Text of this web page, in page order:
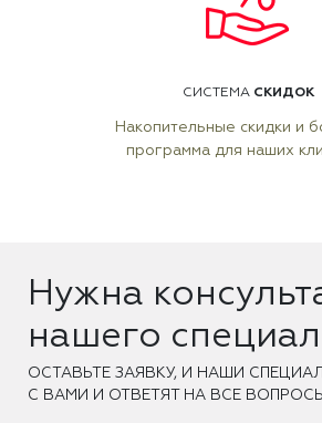
СИСТЕМА СКИДОК
Накопительные скидки и
программа для наших
Нужна
нашего
ОCТАВЬТЕ ЗАЯВКУ, И НАШИ
С ВАМИ И ОТВЕТЯТ НА ВСЕ ВОПРОСЫ